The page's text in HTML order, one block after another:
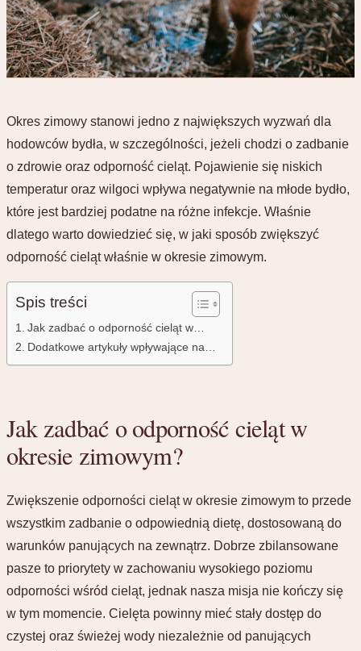
Okres zimowy stanowi jedno z największych wyzwań dla
hodowców bydła, w szczególności, jeżeli chodzi o zadbanie
o zdrowie oraz odporność cieląt. Pojawienie się niskich
temperatur oraz wilgoci wpływa negatywnie na młode bydło,
które jest bardziej podatne na różne infekcje. Właśnie
dlatego warto dowiedzieć się, w jaki sposób zwiększyć
odporność cieląt właśnie w okresie zimowym.
Spis treści
Jak zadbać o odporność cieląt w…
Dodatkowe artykuły wpływające na…
Jak zadbać o odporność cieląt w
okresie zimowym?
Zwiększenie odporności cieląt w okresie zimowym to przede
wszystkim zadbanie o odpowiednią dietę, dostosowaną do
warunków panujących na zewnątrz. Dobrze zbilansowane
pasze to priorytety w zachowaniu wysokiego poziomu
odporności wśród cieląt, jednak nasza misja nie kończy się
w tym momencie. Cielęta powinny mieć stały dostęp do
czystej oraz świeżej wody niezależnie od panujących